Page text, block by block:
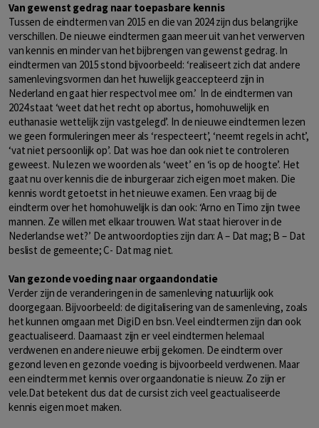
Van gewenst gedrag naar toepasbare kennis
Tussen de eindtermen van 2015 en die van 2024 zijn dus belangrijke
verschillen. De nieuwe eindtermen gaan meer uit van het verwerven
van kennis en minder van het bijbrengen van gewenst gedrag. In
eindtermen van 2015 stond bijvoorbeeld: ‘realiseert zich dat andere
samenlevingsvormen dan het huwelijk geaccepteerd zijn in
Nederland en gaat hier respectvol mee om.’ In de eindtermen van
2024 staat ‘weet dat het recht op abortus, homohuwelijk en
euthanasie wettelijk zijn vastgelegd’. In de nieuwe eindtermen lezen
we geen formuleringen meer als ‘respecteert’, ‘neemt regels in acht’,
‘vat niet persoonlijk op’. Dat was hoe dan ook niet te controleren
geweest. Nu lezen we woorden als ‘weet’ en ‘is op de hoogte’. Het
gaat nu over kennis die de inburgeraar zich eigen moet maken. Die
kennis wordt getoetst in het nieuwe examen. Een vraag bij de
eindterm over het homohuwelijk is dan ook: ‘Arno en Timo zijn twee
mannen. Ze willen met elkaar trouwen. Wat staat hierover in de
Nederlandse wet?’ De antwoordopties zijn dan: A – Dat mag; B – Dat
beslist de gemeente; C- Dat mag niet.
Van gezonde voeding naar orgaandondatie
Verder zijn de veranderingen in de samenleving natuurlijk ook
doorgegaan. Bijvoorbeeld: de digitalisering van de samenleving, zoals
het kunnen omgaan met DigiD en bsn. Veel eindtermen zijn dan ook
geactualiseerd. Daarnaast zijn er veel eindtermen helemaal
verdwenen en andere nieuwe erbij gekomen. De eindterm over
gezond leven en gezonde voeding is bijvoorbeeld verdwenen. Maar
een eindterm met kennis over orgaandonatie is nieuw. Zo zijn er
vele.Dat betekent dus dat de cursist zich veel geactualiseerde
kennis eigen moet maken.